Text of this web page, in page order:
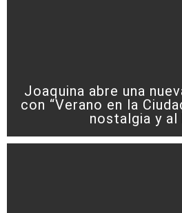
Joaquina abre una
con “Verano en la
nostalgia y al